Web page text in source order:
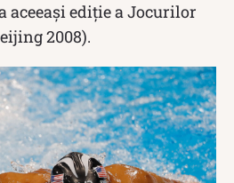
aceeaşi ediţie a Jocurilor
2008).